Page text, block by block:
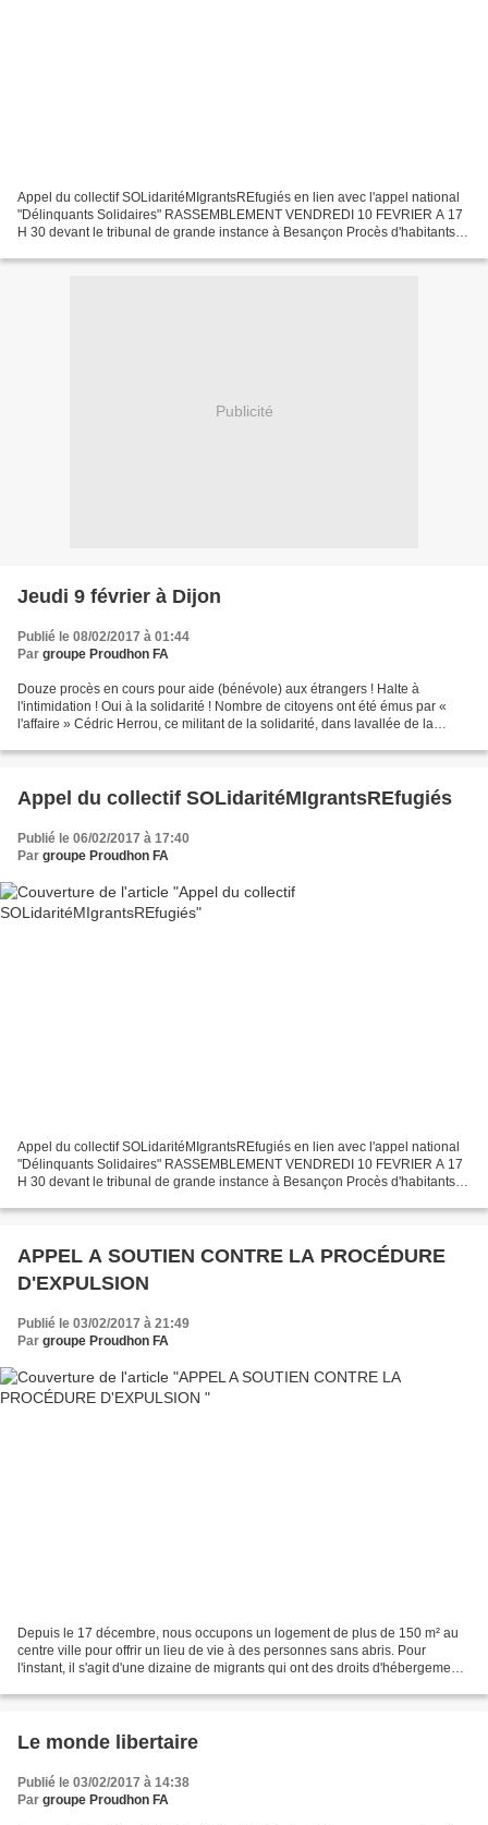
Appel du collectif SOLidaritéMIgrantsREfugiés en lien avec l'appel national
"Délinquants Solidaires" RASSEMBLEMENT VENDREDI 10 FEVRIER A 17
H 30 devant le tribunal de grande instance à Besançon Procès d'habitants
Publicité
Jeudi 9 février à Dijon
Publié le 08/02/2017 à 01:44
Par groupe Proudhon FA
Douze procès en cours pour aide (bénévole) aux étrangers ! Halte à
l'intimidation ! Oui à la solidarité ! Nombre de citoyens ont été émus par «
l'affaire » Cédric Herrou, ce militant de la solidarité, dans lavallée de la
Appel du collectif SOLidaritéMIgrantsREfugiés
Publié le 06/02/2017 à 17:40
Par groupe Proudhon FA
Appel du collectif SOLidaritéMIgrantsREfugiés en lien avec l'appel national
"Délinquants Solidaires" RASSEMBLEMENT VENDREDI 10 FEVRIER A 17
H 30 devant le tribunal de grande instance à Besançon Procès d'habitants
APPEL A SOUTIEN CONTRE LA PROCÉDURE
D'EXPULSION
Publié le 03/02/2017 à 21:49
Par groupe Proudhon FA
Depuis le 17 décembre, nous occupons un logement de plus de 150 m² au
centre ville pour offrir un lieu de vie à des personnes sans abris. Pour
l'instant, il s'agit d'une dizaine de migrants qui ont des droits d'hébergement
Le monde libertaire
Publié le 03/02/2017 à 14:38
Par groupe Proudhon FA